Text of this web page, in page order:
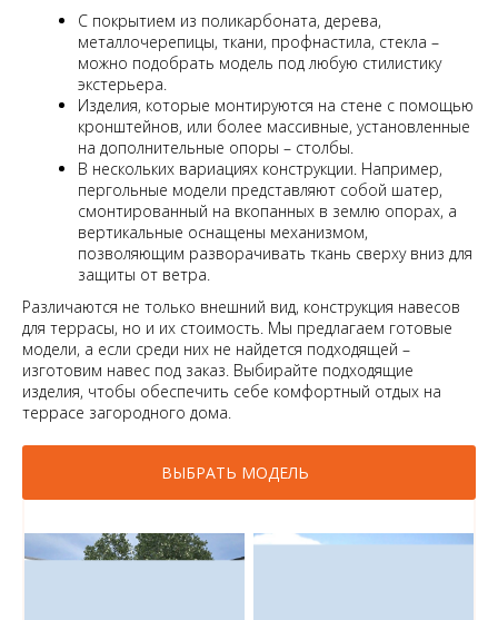
С покрытием из поликарбоната, дерева,
металлочерепицы, ткани, профнастила, стекла –
можно подобрать модель под любую стилистику
экстерьера.
Изделия, которые монтируются на стене с помощью
кронштейнов, или более массивные, установленные
на дополнительные опоры – столбы.
В нескольких вариациях конструкции. Например,
пергольные модели представляют собой шатер,
смонтированный на вкопанных в землю опорах, а
вертикальные оснащены механизмом,
позволяющим разворачивать ткань сверху вниз для
защиты от ветра.
Различаются не только внешний вид, конструкция навесов
для террасы, но и их стоимость. Мы предлагаем готовые
модели, а если среди них не найдется подходящей –
изготовим навес под заказ. Выбирайте подходящие
изделия, чтобы обеспечить себе комфортный отдых на
террасе загородного дома.
ВЫБРАТЬ МОДЕЛЬ